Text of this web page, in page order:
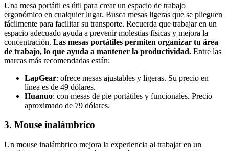
Una mesa portátil es útil para crear un espacio de trabajo
ergonómico en cualquier lugar. Busca mesas ligeras que se plieguen
fácilmente para facilitar su transporte. Recuerda que trabajar en un
espacio adecuado ayuda a prevenir molestias físicas y mejora la
concentración. Las mesas portátiles permiten organizar tu área
de trabajo, lo que ayuda a mantener la productividad. Entre las
marcas más recomendadas están:
LapGear: ofrece mesas ajustables y ligeras. Su precio en
línea es de 49 dólares.
Huanuo: con mesas de pie portátiles y funcionales. Precio
aproximado de 79 dólares.
3. Mouse inalámbrico
Un mouse inalámbrico mejora la experiencia al trabajar en un